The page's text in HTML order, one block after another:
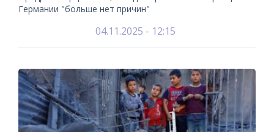
Германии "больше нет причин"
04.11.2025 - 12:15